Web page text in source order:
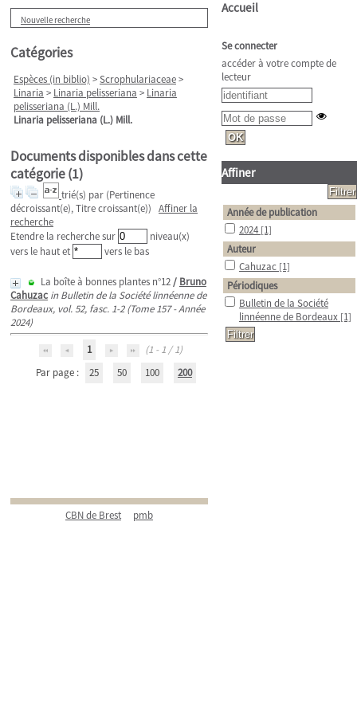
Nouvelle recherche
Catégories
Espèces (in biblio) >Scrophulariaceae>
Linaria > Linaria pelisseriana > Linaria
pelisseriana (L.) Mill.
Linaria pelisseriana (L.) Mill.
Documents disponibles dans cette
catégorie (1)
trié(s) par (Pertinence
décroissant(e), Titre croissant(e)) Affiner la
recherche
Etendre la recherche sur
niveau(x)
vers le haut et
vers le bas
La boîte à bonnes plantes n°12/ Bruno
Cahuzac in Bulletin de la Société linnéenne de
Bordeaux, vol. 52, fasc. 1-2 (Tome 157 - Année
2024)
1
(1 - 1 / 1)
Par page :
25 50 100 200
CBN de Brest pmb
Accueil
Se connecter
accéder à votre compte de
lecteur
Affiner
Année de publication
2024 [1]
Auteur
Cahuzac [1]
Périodiques
Bulletin de la Société
linnéenne de Bordeaux [1]